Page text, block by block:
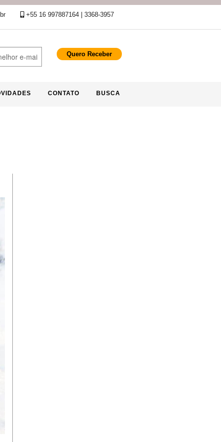
+55 16 997887164 | 3368-3957
CONTATO BUSCA